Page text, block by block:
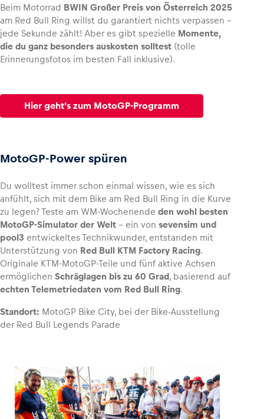
Fahrzeug
Business
Alle anzeigen
Glossar
Alle anzeigen
Beim Motorrad BWIN Großer Preis von Österreich 2025
am Red Bull Ring willst du garantiert nichts verpassen –
jede Sekunde zählt! Aber es gibt spezielle Momente,
die du ganz besonders auskosten solltest (tolle
Erinnerungsfotos im besten Fall inklusive).
Hier geht's zum MotoGP-Programm
MotoGP-Power spüren
Du wolltest immer schon einmal wissen, wie es sich
anfühlt, sich mit dem Bike am Red Bull Ring in die Kurve
zu legen? Teste am WM-Wochenende den wohl besten
MotoGP-Simulator der Welt – ein von sevensim und
pool3 entwickeltes Technikwunder, entstanden mit
Unterstützung von Red Bull KTM Factory Racing.
Originale KTM-MotoGP-Teile und fünf aktive Achsen
ermöglichen Schräglagen bis zu 60 Grad, basierend auf
echten Telemetriedaten vom Red Bull Ring.
Standort: MotoGP Bike City, bei der Bike-Ausstellung
der Red Bull Legends Parade